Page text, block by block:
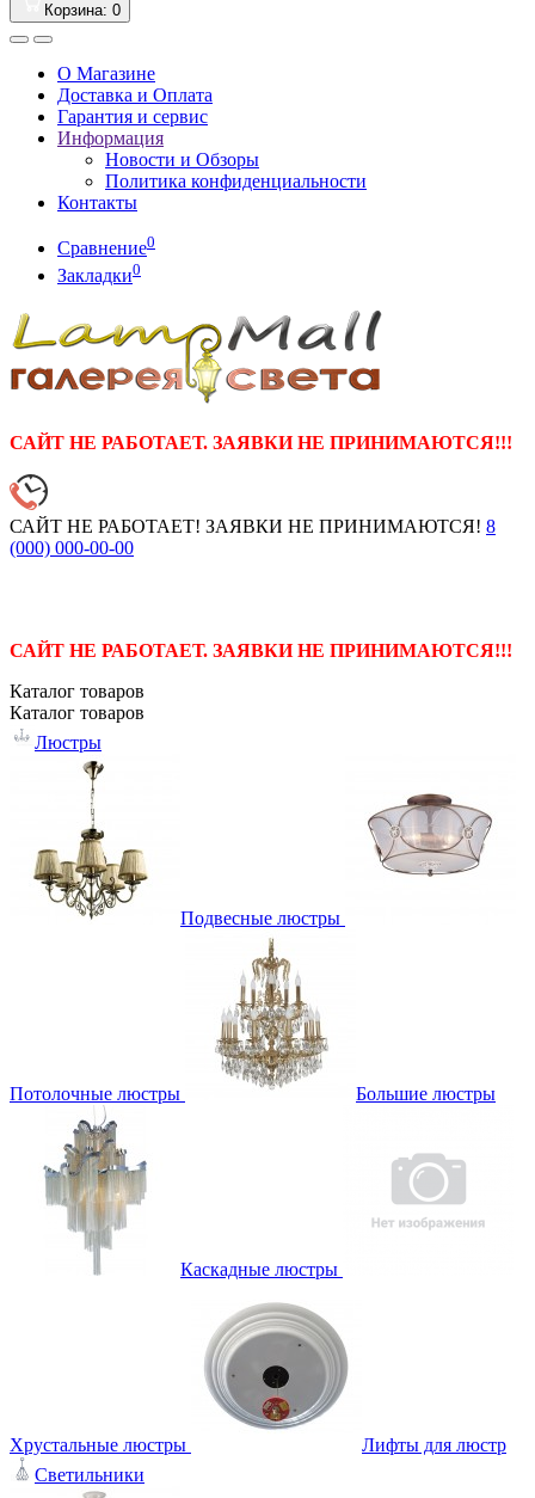
Корзина: 0
О Магазине
Доставка и Оплата
Гарантия и сервис
Информация
Новости и Обзоры
Политика конфиденциальности
Контакты
Сравнение0
Закладки0
САЙТ НЕ РАБОТАЕТ. ЗАЯВКИ НЕ ПРИНИМАЮТСЯ!!!
САЙТ НЕ РАБОТАЕТ! ЗАЯВКИ НЕ ПРИНИМАЮТСЯ! 8
(000) 000-00-00
САЙТ НЕ РАБОТАЕТ. ЗАЯВКИ НЕ ПРИНИМАЮТСЯ!!!
Каталог товаров
Каталог товаров
Люстры
Подвесные люстры
Потолочные люстры Большие люстры
Каскадные люстры
Хрустальные люстры
Лифты для люстр
Светильники